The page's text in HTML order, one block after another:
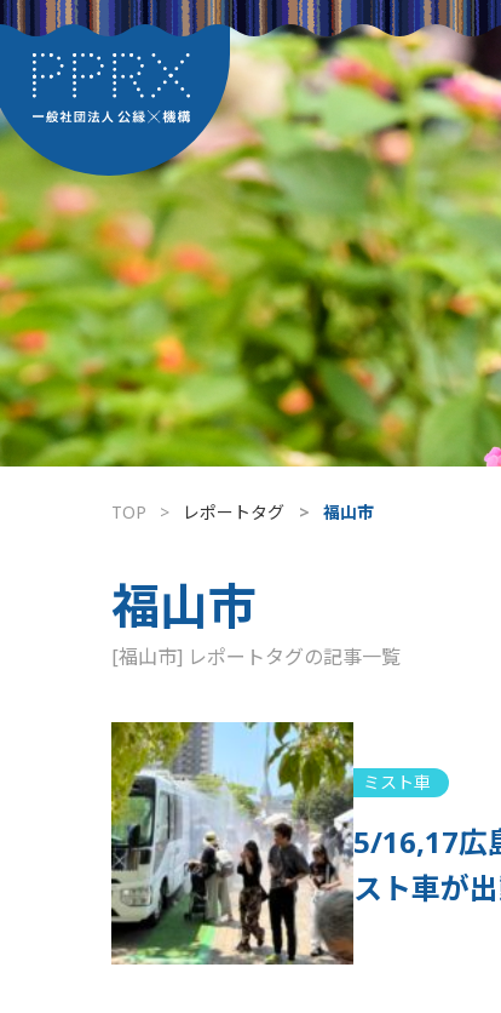
TOP レポートタグ 福山市
福山市
[福山市] レポートタグの記事一覧
ミスト車
5/16,17広
スト車が出